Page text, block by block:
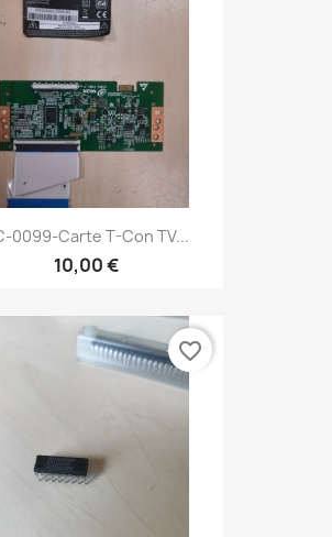
0099-Carte T-Con TV...
10,00 €
favorite_border